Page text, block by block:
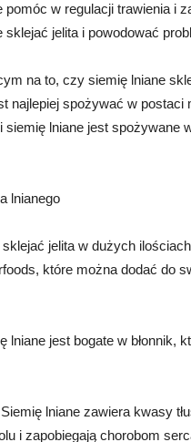
pomóc w regulacji trawienia i
jelita i powodować
na to, czy siemię lniane
najlepiej spożywać w postaci
lniane jest spożywane
lnianego
jelita w dużych
które można dodać do
lniane jest bogate w błonnik,
lniane zawiera kwasy
i zapobiegają chorobom